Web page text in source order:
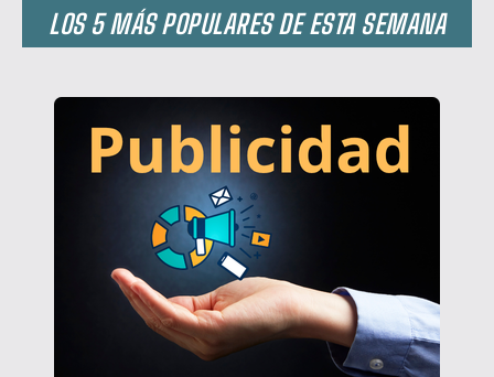
LOS 5 MÁS POPULARES DE ESTA SEMANA